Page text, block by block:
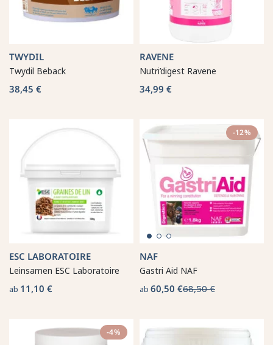
TWYDIL
Twydil Beback
38,45 €
RAVENE
Nutri’digest Ravene
34,99 €
ESC LABORATOIRE
Leinsamen ESC Laboratoire
ab 11,10 €
-12%
NAF
Gastri Aid NAF
ab 60,50 €68,50 €
-4%